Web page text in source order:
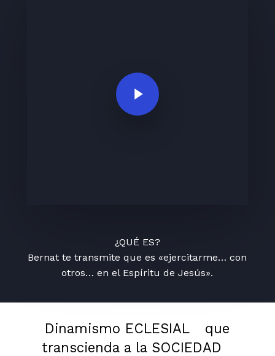
Play Video
¿QUÉ ES?
Bernat te transmite que es «ejercitarme… con
otros… en el Espíritu de Jesús».
Dinamismo ECLESIAL
que
transcienda a la SOCIEDAD